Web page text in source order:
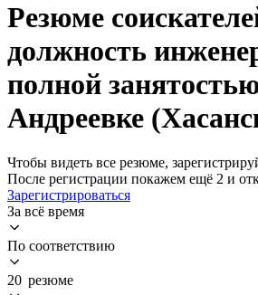
Резюме
должность
полной
Андреевке
Чтобы видеть все резюме,
После регистрации покажем ещё 2 и
Зарегистрироваться
За всё время
По соответствию
20 резюме